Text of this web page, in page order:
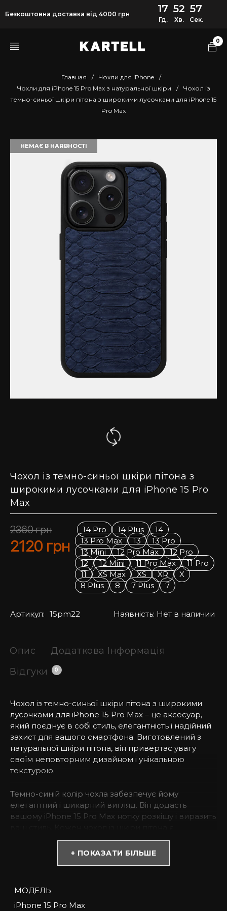
Безкоштовна доставка від 4000 грн 17
Гд.
52
Хв.
57
Сек.
0
Главная / Чохли для iPhone
/
Чохли для iPhone 15 Pro Max з натуральної шкіри
/
Чохол із
темно-синьої шкіри пітона з широкими лусочками для iPhone 15
Pro Max
НЕМАЄ В НАЯВНОСТІ
Чохол із темно-синьої шкіри пітона з
широкими лусочками для iPhone 15 Pro
Max
2360грн
2120 грн
14 Pro 14 Plus
14
13 Pro Max
13
13 Pro
13 Mini
12 Pro Max
12 Pro
12
12 Mini 11 Pro Max
11 Pro
11
XS Max XS XR
X
8 Plus
8 7 Plus 7
Артикул: 15pm22 Наявність: Нет в наличии
Опис
Додаткова Інформація
Відгуки
0
Чохол із темно-синьої шкіри пітона з широкими
лусочками для iPhone 15 Pro Max – це аксесуар,
який поєднує в собі стиль, елегантність і надійний
захист для вашого смартфона. Виготовлений з
натуральної шкіри пітона, він привертає увагу
своїм неповторним дизайном і унікальною
текстурою.
Темно-синій колір чохла забезпечує йому
елегантний і шикарний вигляд. Він додасть
вашому iPhone 15 Pro Max нотку розкішу і виразить
унікальним, оскільки шкіра пітона має свої
неповторні малюнки і лусочки. Ваш чохол буде
Крім свого естетичного значення, чохол із шкіри
пітона є також надійним захисником для вашого
+ ПОКАЗАТИ БІЛЬШЕ
МОДЕЛЬ
iPhone 15 Pro Max